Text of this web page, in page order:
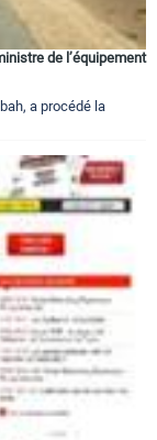
de l’équipement
a procédé la